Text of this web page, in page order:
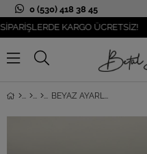
0 (530) 418 38 45
KARGO ÜCRETSİZ!
BEYAZ AYARLANABILIR İP ASKILI AYROBIN ELBISE